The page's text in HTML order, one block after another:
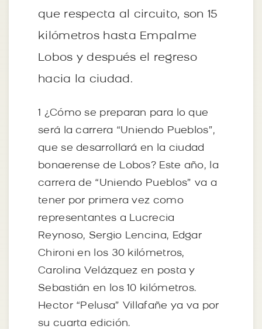
que respecta al circuito, son 15
kilómetros hasta Empalme
Lobos y después el regreso
hacia la ciudad.
1 ¿Cómo se preparan para lo que
será la carrera “Uniendo Pueblos”,
que se desarrollará en la ciudad
bonaerense de Lobos? Este año, la
carrera de “Uniendo Pueblos” va a
tener por primera vez como
representantes a Lucrecia
Reynoso, Sergio Lencina, Edgar
Chironi en los 30 kilómetros,
Carolina Velázquez en posta y
Sebastián en los 10 kilómetros.
Hector “Pelusa” Villafañe ya va por
su cuarta edición.